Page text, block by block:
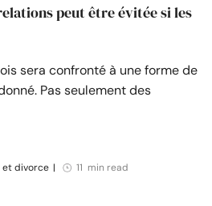
peut être évitée si les
sera confronté à une forme de
Pas seulement des
et divorce | 11 min read